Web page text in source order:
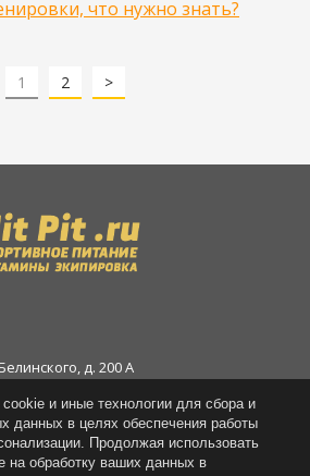
что нужно знать?
1 2 >
д. 200 А
д. 77
д. 14
и иные технологии для сбора и
данных в целях обеспечения работы
Продолжая использовать
на обработку ваших данных в